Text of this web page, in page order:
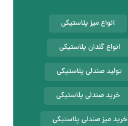
انواع میز پلاستیکی
انواع گلدان پلاستیکی
تولید صندلی پلاستیکی
خرید صندلی پلاستیکی
خرید میز صندلی پلاستیکی